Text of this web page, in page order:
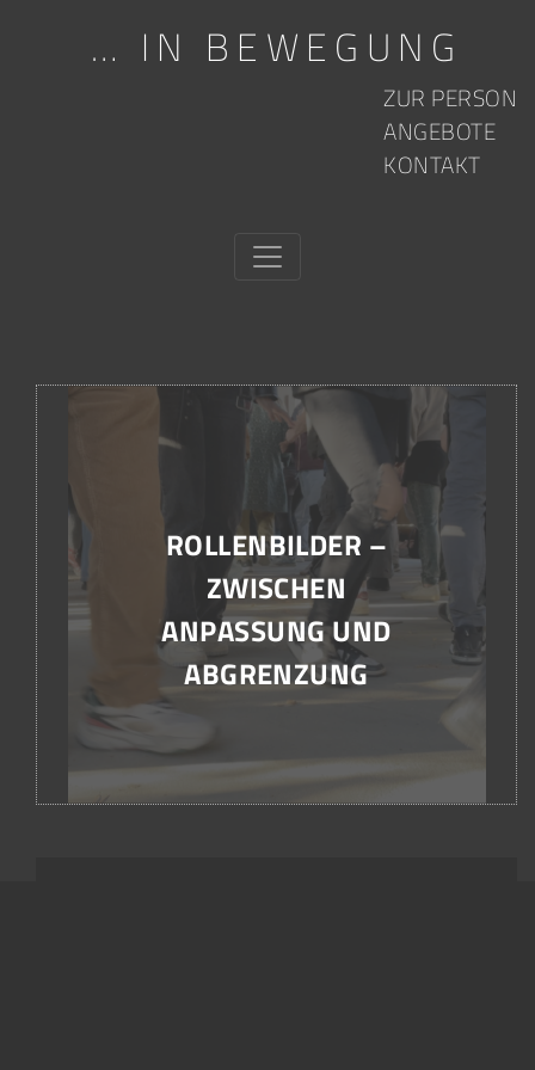
… IN BEWEGUNG
ZUR PERSON
ANGEBOTE
KONTAKT
ROLLENBILDER –
ZWISCHEN
ANPASSUNG UND
ABGRENZUNG